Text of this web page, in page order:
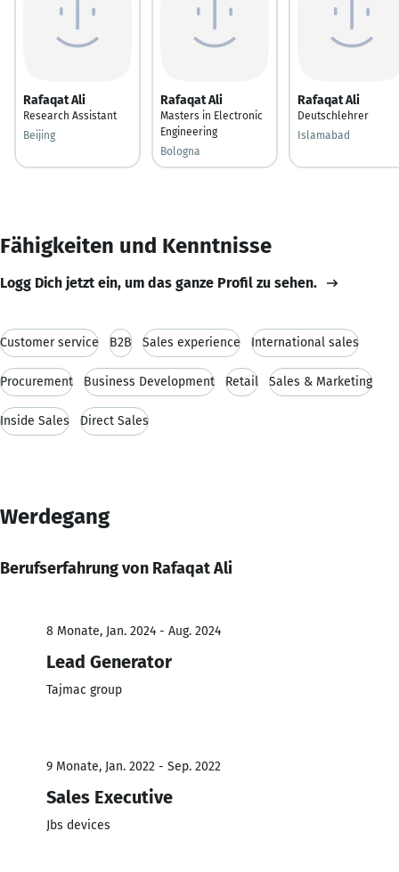
Rafaqat Ali
Research Assistant
Beijing
Rafaqat Ali
Masters in Electronic
Engineering
Bologna
Rafaqat Ali
Deutschlehrer
Islamabad
Fähigkeiten und Kenntnisse
Logg Dich jetzt ein, um das ganze Profil zu sehen.
Customer service B2B Sales experience International sales
Procurement Business Development Retail Sales & Marketing
Inside Sales Direct Sales
Werdegang
Berufserfahrung von Rafaqat Ali
8 Monate, Jan. 2024 - Aug. 2024
Lead Generator
Tajmac group
9 Monate, Jan. 2022 - Sep. 2022
Sales Executive
Jbs devices